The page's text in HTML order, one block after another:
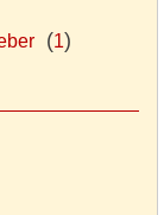
(1)